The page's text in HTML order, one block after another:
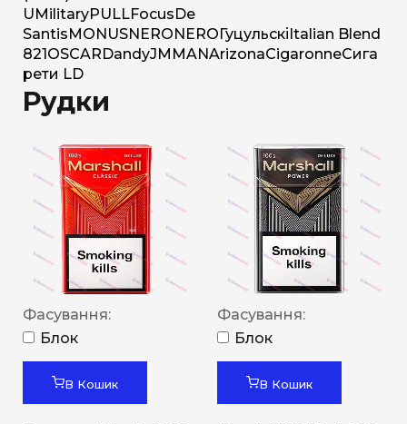
U MilitaryPULLFocus De
Santis MONUSNERO NERO Гуцульскі Italian Blend
821 OSCAR DandyJM MANArizonaCigaronneСига
рети LD
Рудки
Фасування:
Блок
В Кошик
Фасування:
Блок
В Кошик